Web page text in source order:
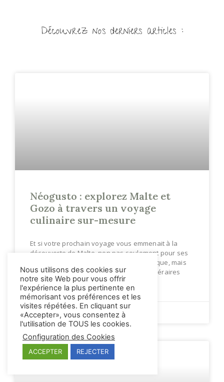
Découvrez nos derniers articles :
Néogusto : explorez Malte et
Gozo à travers un voyage
culinaire sur-mesure
Et si votre prochain voyage vous emmenait à la
découverte de Malte, non pas seulement pour ses
eaux turquoise et son patrimoine historique, mais
aussi pour sa gastronomie ? Loin des itinéraires
touristiques classiques, il
JUILLET 7, 2026 AUCUN COMMENTAIRE
Nous utilisons des cookies sur
notre site Web pour vous offrir
l'expérience la plus pertinente en
mémorisant vos préférences et les
visites répétées. En cliquant sur
«Accepter», vous consentez à
l'utilisation de TOUS les cookies.
Configuration des Cookies
ACCEPTER REJECTER